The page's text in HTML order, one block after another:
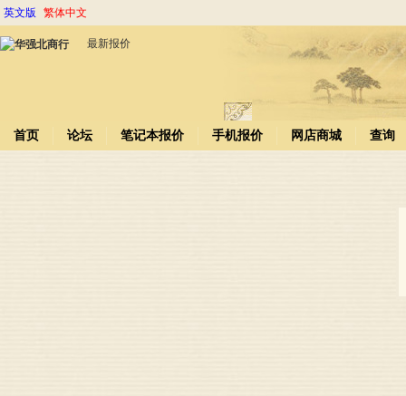
英文版 繁体中文
最新报价
首页 论坛 笔记本报价 手机报价 网店商城 查询